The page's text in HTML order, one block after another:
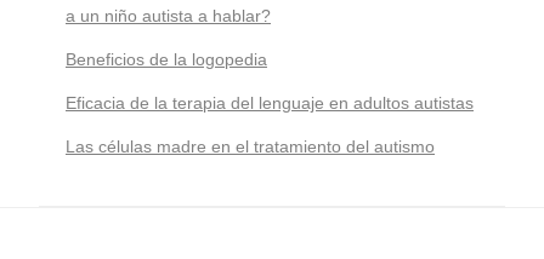
a un niño autista a hablar?
Beneficios de la logopedia
Eficacia de la terapia del lenguaje en adultos autistas
Las células madre en el tratamiento del autismo